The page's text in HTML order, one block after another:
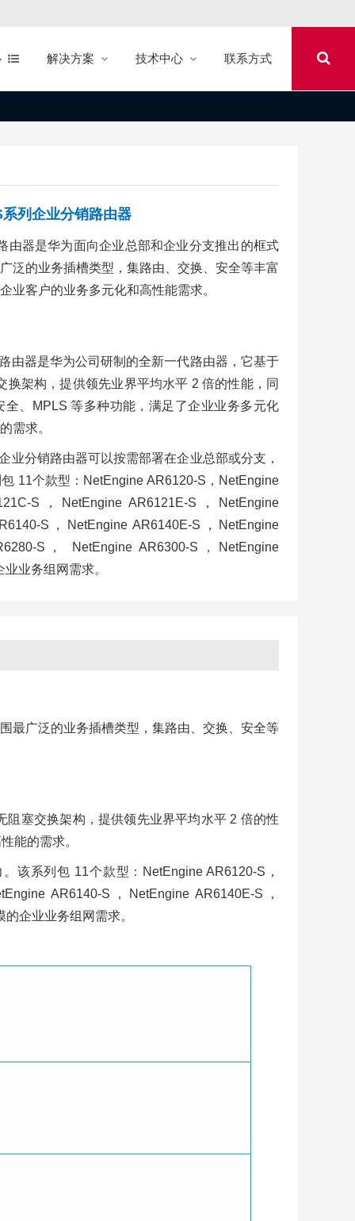
解决方案 技术中心 联系方式
列企业分销路由器
由器是华为面向企业总部和企业分支推出的框式
泛的业务插槽类型，集路由、交换、安全等丰富
业客户的业务多元化和高性能需求。
由器是华为公司研制的全新一代路由器，它基于
换架构，提供领先业界平均水平 2 倍的性能，同
、MPLS 等多种功能，满足了企业业务多元化
需求。
业分销路由器可以按需部署在企业总部或分支，
11个款型：NetEngine AR6120-S，NetEngine
S，NetEngine AR6121E-S，NetEngine
S，NetEngine AR6140E-S，NetEngine
S， NetEngine AR6300-S，NetEngine
业务组网需求。
最广泛的业务插槽类型，集路由、交换、安全等
阻塞交换架构，提供领先业界平均水平 2 倍的性
能的需求。
该系列包 11个款型：NetEngine AR6120-S，
AR6140-S，NetEngine AR6140E-S，
企业业务组网需求。